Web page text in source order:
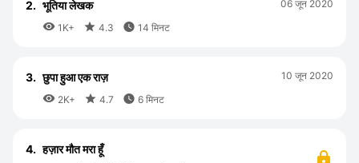
2. भूतिया लेखक
 1K+  4.3  14 मिनट
06 जून 2020
3. छुपा हुआ एक राज़
 2K+  4.7  6 मिनट
10 जून 2020
4. हज़ार मौत मरा हूँ